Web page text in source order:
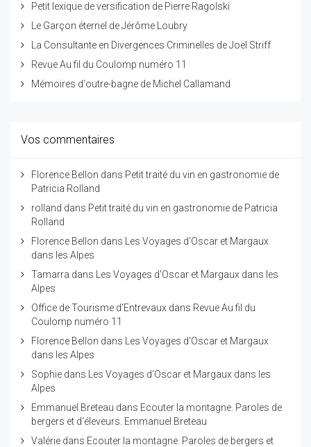
Petit lexique de versification de Pierre Ragolski
Le Garçon éternel de Jérôme Loubry
La Consultante en Divergences Criminelles de Joël Striff
Revue Au fil du Coulomp numéro 11
Mémoires d'outre-bagne de Michel Callamand
Vos commentaires
Florence Bellon dans Petit traité du vin en gastronomie de
Patricia Rolland
rolland dans Petit traité du vin en gastronomie de Patricia
Rolland
Florence Bellon dans
Les Voyages d'Oscar et Margaux
dans les Alpes
Tamarra dans
Les Voyages d'Oscar et Margaux dans les
Alpes
Office de Tourisme d'Entrevaux dans Revue Au fil du
Coulomp numéro 11
Florence Bellon dans
Les Voyages d'Oscar et Margaux
dans les Alpes
Sophie dans
Les Voyages d'Oscar et Margaux dans les
Alpes
Emmanuel Breteau dans Ecouter la montagne. Paroles de
bergers et d'éleveurs. Emmanuel Breteau
Valérie dans Ecouter la montagne. Paroles de bergers et